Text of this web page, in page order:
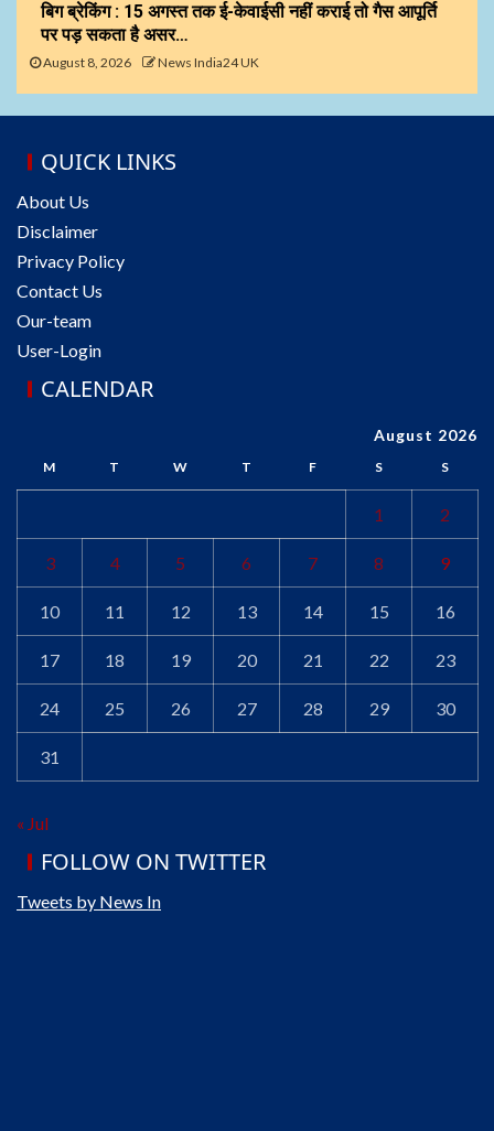
बिग ब्रेकिंग : 15 अगस्त तक ई-केवाईसी नहीं कराई तो गैस आपूर्ति
पर पड़ सकता है असर…
August 8, 2026 News India24 UK
QUICK LINKS
About Us
Disclaimer
Privacy Policy
Contact Us
Our-team
User-Login
CALENDAR
August 2026
M T W T F S S
1 2
3 4 5 6 7 8 9
10 11 12 13 14 15 16
17 18 19 20 21 22 23
24 25 26 27 28 29 30
31
« Jul
FOLLOW ON TWITTER
Tweets by News In